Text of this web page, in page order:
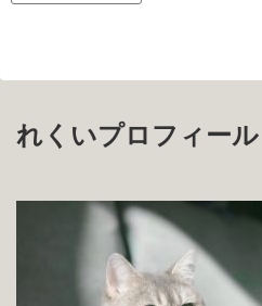
れくいプロフィール